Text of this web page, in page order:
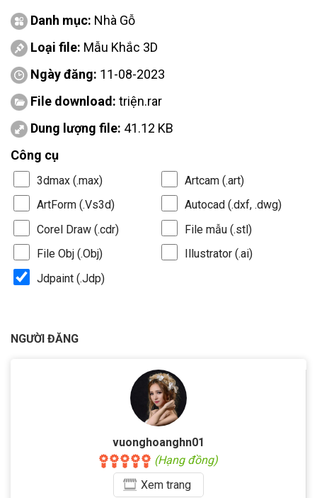
Danh mục: Nhà Gỗ
Loại file: Mẫu Khắc 3D
Ngày đăng: 11-08-2023
File download: triện.rar
Dung lượng file: 41.12 KB
Công cụ
3dmax (.max)
Artcam (.art)
ArtForm (.Vs3d)
Autocad (.dxf, .dwg)
Corel Draw (.cdr)
File mẫu (.stl)
File Obj (.Obj)
Illustrator (.ai)
Jdpaint (.Jdp)
NGƯỜI ĐĂNG
vuonghoanghn01
(Hạng đồng)
Xemtrang